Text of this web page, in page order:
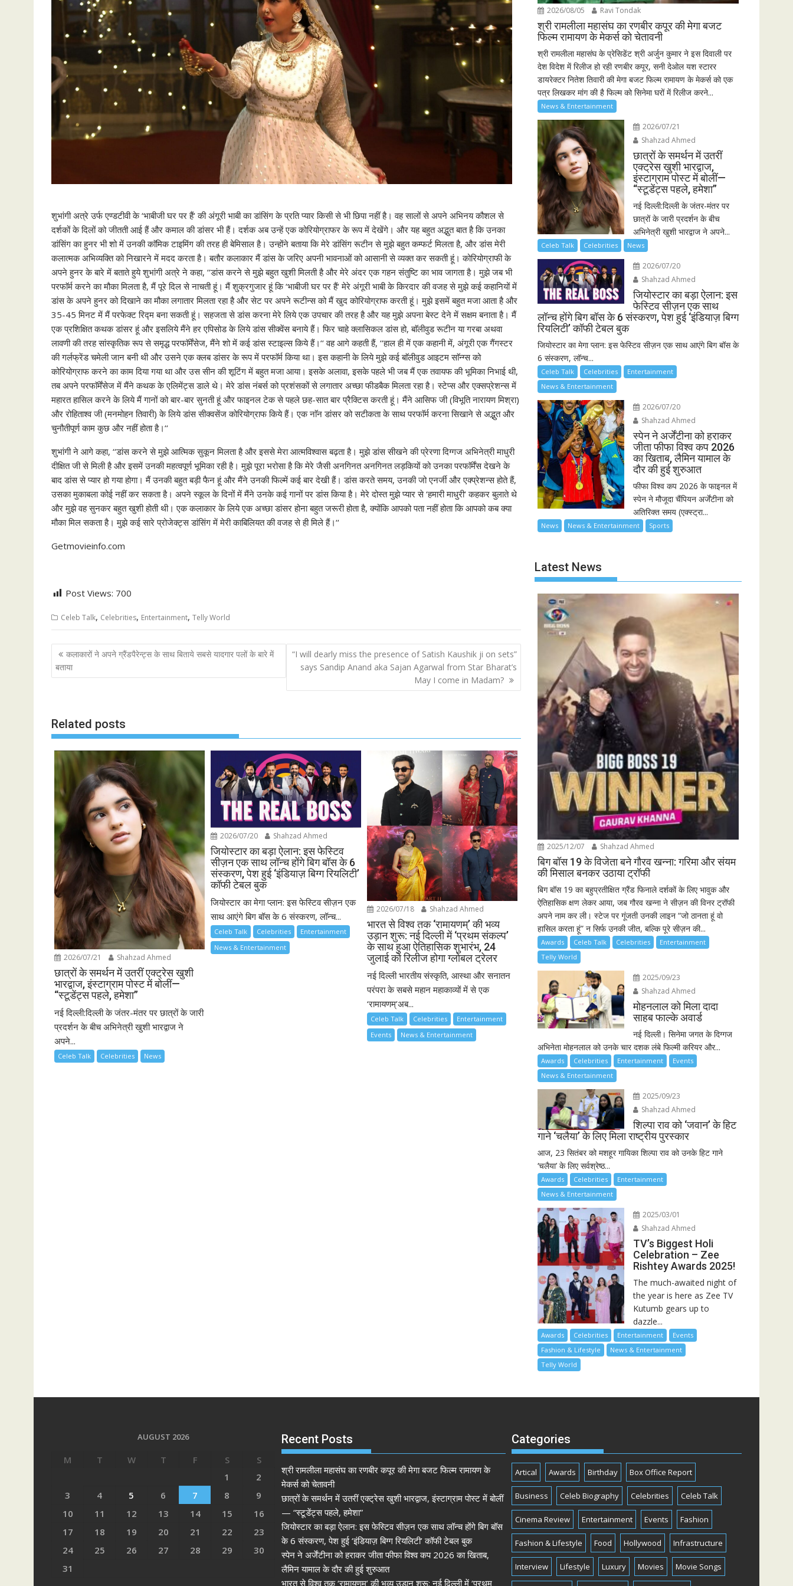
शुभांगी अत्रे उर्फ एण्डटीवी के ‘भाबीजी घर पर हैं‘ की अंगूरी भाबी का डांसिंग के प्रति प्यार किसी से भी छिपा नहीं है। वह सालों से अपने अभिनय कौशल से
दर्शकों के दिलों को जीतती आई हैं और कमाल की डांसर भी हैं। दर्शक अब उन्हें एक कोरियोग्राफर के रूप में देखेंगे। और यह बहुत अद्भुत बात है कि उनका
डांसिंग का हुनर भी शो में उनकी काॅमिक टाइमिंग की तरह ही बेमिसाल है। उन्होंने बताया कि मेरे डांसिंग रूटीन से मुझे बहुत कम्फर्ट मिलता है, और डांस मेरी
कलात्मक अभिव्यक्ति को निखारने में मदद करता है। बतौर कलाकार मैं डांस के जरिए अपनी भावनाओं को आसानी से व्यक्त कर सकती हूं। कोरियोग्राफी के
अपने हुनर के बारे में बताते हुये शुभांगी अत्रे ने कहा, ‘‘डांस करने से मुझे बहुत खुशी मिलती है और मेरे अंदर एक गहन संतुष्टि का भाव जागता है। मुझे जब भी
परफाॅर्म करने का मौका मिलता है, मैं पूरे दिल से नाचती हूं। मैं शुक्रगुजार हूं कि ‘भाबीजी घर पर हैं‘ मेरे अंगूरी भाबी के किरदार की वजह से मुझे कई कहानियों में
डांस के अपने हुनर को दिखाने का मौका लगातार मिलता रहा है और सेट पर अपने रूटीन्स को मैं खुद कोरियोग्राफ करती हूं। मुझे इसमें बहुत मजा आता है और
35-45 मिनट में मैं परफेक्ट रिद्म बना सकती हूं। सहजता से डांस करना मेरे लिये एक उपचार की तरह है और यह मुझे अपना बेस्ट देने में सक्षम बनाता है। मैं
एक प्रशिक्षित कथक डांसर हूं और इसलिये मैंने हर एपिसोड के लिये डांस सीक्वेंस बनाये हैं। फिर चाहे क्लासिकल डांस हो, बाॅलीवुड रूटीन या गरबा अथवा
लावणी की तरह सांस्कृतिक रूप से समृद्ध परफाॅर्मेंसेज, मैंने शो में कई डांस स्टाइल्स किये हैं।‘‘ वह आगे कहती हैं, ‘‘हाल ही में एक कहानी में, अंगूरी एक गैंगस्टर
की गर्लफ्रेंड चमेली जान बनी थी और उसने एक क्लब डांसर के रूप में परफाॅर्म किया था। इस कहानी के लिये मुझे कई बाॅलीवुड आइटम साॅन्ग्स को
कोरियोग्राफ करने का काम दिया गया था और उस सीन की शूटिंग में बहुत मजा आया। इसके अलावा, इसके पहले भी जब मैं एक तवायफ की भूमिका निभाई थी,
तब अपने परफाॅर्मेंसेज में मैंने कथक के एलिमेंट्स डाले थे। मेरे डांस नंबर्स को प्रशंसकों से लगातार अच्छा फीडबैक मिलता रहा है। स्टेप्स और एक्सप्रेशन्स में
महारत हासिल करने के लिये मैं गानों को बार-बार सुनती हूं और फाइनल टेक से पहले छह-सात बार प्रैक्टिस करती हूं। मैंने आसिफ जी (विभूति नारायण मिश्रा)
और रोहिताश्व जी (मनमोहन तिवारी) के लिये डांस सीक्वसेंज कोरियोग्राफ किये हैं। एक नाॅन डांसर को सटीकता के साथ परफाॅर्म करना सिखाने से अद्भुत और
चुनौतीपूर्ण काम कुछ और नहीं होता है।‘‘
शुभांगी ने आगे कहा, ‘‘डांस करने से मुझे आत्मिक सुकून मिलता है और इससे मेरा आत्मविश्वास बढ़ता है। मुझे डांस सीखने की प्रेरणा दिग्गज अभिनेत्री माधुरी
दीक्षित जी से मिली है और इसमें उनकी महत्वपूर्ण भूमिका रही है। मुझे पूरा भरोसा है कि मेरे जैसी अनगिनत अनगिनत लड़कियों को उनका परफाॅर्मेंस देखने के
बाद डांस से प्यार हो गया होगा। मैं उनकी बहुत बड़ी फैन हूं और मैंने उनकी फिल्में कई बार देखी हैं। डांस करते समय, उनकी जो एनर्जी और एक्प्रेशन्स होते हैं,
उसका मुकाबला कोई नहीं कर सकता है। अपने स्कूल के दिनों में मैंने उनके कई गानों पर डांस किया है। मेरे दोस्त मुझे प्यार से ‘हमारी माधुरी‘ कहकर बुलाते थे
और मुझे वह सुनकर बहुत खुशी होती थी। एक कलाकार के लिये एक अच्छा डांसर होना बहुत जरूरी होता है, क्योंकि आपको पता नहीं होता कि आपको कब क्या
मौका मिल सकता है। मुझे कई सारे प्रोजेक्ट्स डांसिंग में मेरी काबिलियत की वजह से ही मिले हैं।‘‘
Getmovieinfo.com
Post Views: 700
Celeb Talk, Celebrities, Entertainment, Telly World
Post
navigation
कलाकारों ने अपने ग्रैंडपैरेन्ट्स के साथ बिताये सबसे यादगार पलों के बारे में
बताया
“I will dearly miss the presence of Satish Kaushik ji on sets”
says Sandip Anand aka Sajan Agarwal from Star Bharat’s
May I come in Madam?
Related posts
2026/07/21 Shahzad Ahmed
छात्रों के समर्थन में उतरीं एक्ट्रेस खुशी
भारद्वाज, इंस्टाग्राम पोस्ट में बोलीं—
“स्टूडेंट्स पहले, हमेशा”
नई दिल्ली:दिल्ली के जंतर-मंतर पर छात्रों के जारी
प्रदर्शन के बीच अभिनेत्री खुशी भारद्वाज ने
अपने...
Celeb Talk Celebrities News
2026/07/20 Shahzad Ahmed
जियोस्टार का बड़ा ऐलान: इस फेस्टिव
सीज़न एक साथ लॉन्च होंगे बिग बॉस के 6
संस्करण, पेश हुई ‘इंडियाज़ बिग्ग रियलिटी’
कॉफी टेबल बुक
जियोस्टार का मेगा प्लान: इस फेस्टिव सीज़न एक
साथ आएंगे बिग बॉस के 6 संस्करण, लॉन्च...
Celeb Talk Celebrities
Entertainment
News & Entertainment
2026/07/18 Shahzad Ahmed
भारत से विश्व तक ‘रामायणम्’ की भव्य
उड़ान शुरू: नई दिल्ली में ‘प्रथम संकल्प’
के साथ हुआ ऐतिहासिक शुभारंभ, 24
जुलाई को रिलीज होगा ग्लोबल ट्रेलर
नई दिल्ली भारतीय संस्कृति, आस्था और सनातन
परंपरा के सबसे महान महाकाव्यों में से एक
‘रामायणम्’अब...
Celeb Talk Celebrities
Entertainment
Events
News & Entertainment
2026/08/05 Ravi Tondak
श्री रामलीला महासंघ का रणबीर कपूर की मेगा बजट
फिल्म रामायण के मेकर्स को चेतावनी
श्री रामलीला महासंघ के प्रेसिडेंट श्री अर्जुन कुमार ने इस दिवाली पर
देश विदेश में रिलीज हो रही रणबीर कपूर, सनी देओल यश स्टारर
डायरेक्टर नितेश तिवारी की मेगा बजट फिल्म रामायण के मेकर्स को एक
पत्र लिखकर मांग की है फिल्म को सिनेमा घरों में रिलीज करने...
News & Entertainment
2026/07/21
Shahzad Ahmed
छात्रों के समर्थन में उतरीं
एक्ट्रेस खुशी भारद्वाज,
इंस्टाग्राम पोस्ट में बोलीं—
“स्टूडेंट्स पहले, हमेशा”
नई दिल्ली:दिल्ली के जंतर-मंतर पर
छात्रों के जारी प्रदर्शन के बीच
अभिनेत्री खुशी भारद्वाज ने अपने...
Celeb Talk Celebrities News
2026/07/20
Shahzad Ahmed
जियोस्टार का बड़ा ऐलान: इस
फेस्टिव सीज़न एक साथ
लॉन्च होंगे बिग बॉस के 6 संस्करण, पेश हुई ‘इंडियाज़ बिग्ग
रियलिटी’ कॉफी टेबल बुक
जियोस्टार का मेगा प्लान: इस फेस्टिव सीज़न एक साथ आएंगे बिग बॉस के
6 संस्करण, लॉन्च...
Celeb Talk Celebrities
Entertainment
News & Entertainment
2026/07/20
Shahzad Ahmed
स्पेन ने अर्जेंटीना को हराकर
जीता फीफा विश्व कप 2026
का खिताब, लैमिन यामाल के
दौर की हुई शुरुआत
फीफा विश्व कप 2026 के फाइनल में
स्पेन ने मौजूदा चैंपियन अर्जेंटीना को
अतिरिक्त समय (एक्स्ट्रा...
News News & Entertainment Sports
Latest News
2025/12/07 Shahzad Ahmed
बिग बॉस 19 के विजेता बने गौरव खन्ना: गरिमा और संयम
की मिसाल बनकर उठाया ट्रॉफी
बिग बॉस 19 का बहुप्रतीक्षित ग्रैंड फिनाले दर्शकों के लिए भावुक और
ऐतिहासिक क्षण लेकर आया, जब गौरव खन्ना ने सीज़न की विनर ट्रॉफी
अपने नाम कर ली। स्टेज पर गूंजती उनकी लाइन “जो ठानता हूं वो
हासिल करता हूं” न सिर्फ उनकी जीत, बल्कि पूरे सीज़न की...
Awards Celeb Talk Celebrities
Entertainment
Telly World
2025/09/23
Shahzad Ahmed
मोहनलाल को मिला दादा
साहब फाल्के अवार्ड
नई दिल्ली। सिनेमा जगत के दिग्गज
अभिनेता मोहनलाल को उनके चार दशक लंबे फिल्मी करियर और...
Awards Celebrities Entertainment
Events
News & Entertainment
2025/09/23
Shahzad Ahmed
शिल्पा राव को ‘जवान’ के हिट
गाने ‘चलैया’ के लिए मिला राष्ट्रीय पुरस्कार
आज, 23 सितंबर को मशहूर गायिका शिल्पा राव को उनके हिट गाने
‘चलैया’ के लिए सर्वश्रेष्ठ...
Awards Celebrities
Entertainment
News & Entertainment
2025/03/01
Shahzad Ahmed
TV’s Biggest Holi
Celebration – Zee
Rishtey Awards 2025!
The much-awaited night of
the year is here as Zee TV
Kutumb gears up to
dazzle...
Awards Celebrities Entertainment
Events
Fashion & Lifestyle
News & Entertainment
Telly World
AUGUST 2026
M T W T F S
S
1
2
3
4 5 6 7 8
9
10
11 12 13 14 15
16
17
18 19 20 21 22
23
24
25 26 27 28 29
30
31
Recent Posts
श्री रामलीला महासंघ का रणबीर कपूर की मेगा बजट फिल्म रामायण के
मेकर्स को चेतावनी
छात्रों के समर्थन में उतरीं एक्ट्रेस खुशी भारद्वाज, इंस्टाग्राम पोस्ट में बोलीं
— “स्टूडेंट्स पहले, हमेशा”
जियोस्टार का बड़ा ऐलान: इस फेस्टिव सीज़न एक साथ लॉन्च होंगे बिग बॉस
के 6 संस्करण, पेश हुई ‘इंडियाज़ बिग्ग रियलिटी’ कॉफी टेबल बुक
स्पेन ने अर्जेंटीना को हराकर जीता फीफा विश्व कप 2026 का खिताब,
लैमिन यामाल के दौर की हुई शुरुआत
भारत से विश्व तक ‘रामायणम्’ की भव्य उड़ान शुरू: नई दिल्ली में ‘प्रथम
Categories
Artical Awards Birthday Box Office Report
Business Celeb Biography Celebrities Celeb Talk
Cinema Review Entertainment Events Fashion
Fashion & Lifestyle Food Hollywood Infrastructure
Interview Lifestyle Luxury Movies Movie Songs